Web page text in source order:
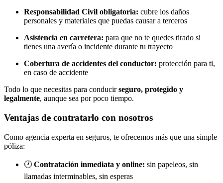
Responsabilidad Civil obligatoria: cubre los daños
personales y materiales que puedas causar a terceros
Asistencia en carretera: para que no te quedes tirado si
tienes una avería o incidente durante tu trayecto
Cobertura de accidentes del conductor: protección para ti,
en caso de accidente
Todo lo que necesitas para conducirseguro, protegido y
legalmente, aunque sea por poco tiempo.
Ventajas de contratarlo con nosotros
Como agencia experta en seguros, te ofrecemos más que una simple
póliza:
🕐 Contratación inmediata y online: sin papeleos, sin
llamadas interminables, sin esperas